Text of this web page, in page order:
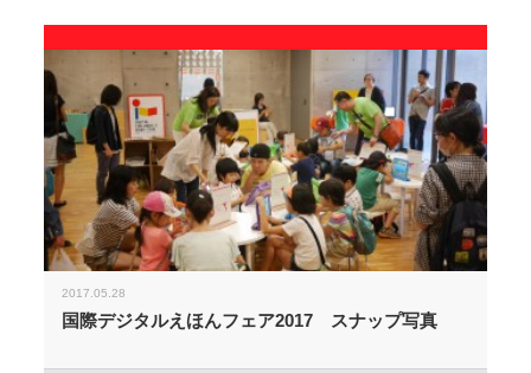
2017.05.28
国際デジタルえほんフェア2017 スナップ写真